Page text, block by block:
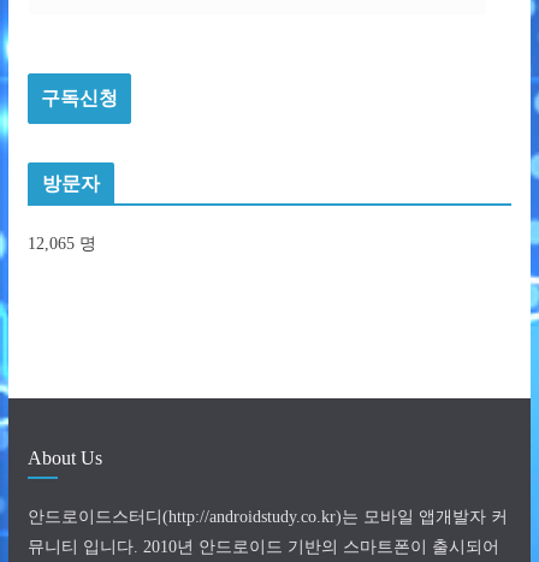
소구독신청
방문자
12,065 명
About Us
안드로이드스터디(http://androidstudy.co.kr)는 모바일 앱개발자 커
뮤니티 입니다. 2010년 안드로이드 기반의 스마트폰이 출시되어